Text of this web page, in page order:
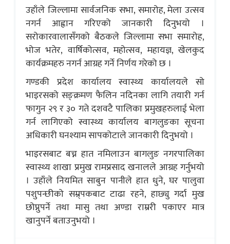
उहाँले जिल्लामा सार्वजनिक सभा, समारोह, मेला उत्सव
नगर्न आह्वान गरिएको जानकारी दिनुभयो ।
सरोकारवालासँगको बैठकले जिल्लामा सभा समारोह,
भोज भतेर, वार्षिकोत्सव, महोत्सव, महायज्ञ, खेलकुद
कार्यक्रमहरु नगर्न आग्रह गर्ने निर्णय गरेको छ ।
गण्डकी प्रदेश कार्यालय स्वास्थ्य कार्यालयले सो
भाइरसको सङ्क्रमण फैलिन नदिनका लागि तयारी गर्न
फागुन २९ र ३० गते दशवटै पालिका प्रमुखहरुलाई भेला
गर्न लागिएको स्वास्थ्य कार्यालय बागलुङका सूचना
अधिकारी घनश्याम सापकोटाले जानकारी दिनुभयो ।
भाइरसबाट बच्न हात नमिलाउन बागलुङ नगरपालिका
स्वास्थ्य शाखा प्रमुख रामप्रसाद खनालले आग्रह गर्नुभयो
। उहाँले नियमित साबुन पानीले हात धुने, घर पालुवा
पशुपन्छीको सम्र्पकबाट टाढा रहने, हाछ्यु गर्दा मुख
छोप्नुपर्ने तथा मासु तथा अण्डा राम्ररी पकाएर मात्र
खानुपर्ने बताउनुभयो ।